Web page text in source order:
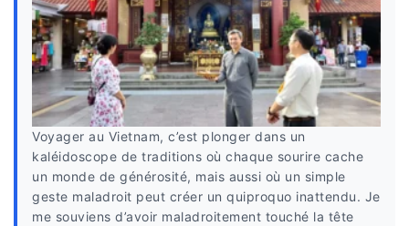
Voyager au Vietnam, c’est plonger dans un
kaléidoscope de traditions où chaque sourire cache
un monde de générosité, mais aussi où un simple
geste maladroit peut créer un quiproquo inattendu. Je
me souviens d’avoir maladroitement touché la tête